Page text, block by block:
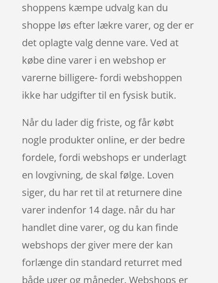
shoppens kæmpe udvalg kan du
shoppe løs efter lækre varer, og der er
det oplagte valg denne vare. Ved at
købe dine varer i en webshop er
varerne billigere- fordi webshoppen
ikke har udgifter til en fysisk butik.
Når du lader dig friste, og får købt
nogle produkter online, er der bedre
fordele, fordi webshops er underlagt
en lovgivning, de skal følge. Loven
siger, du har ret til at returnere dine
varer indenfor 14 dage. når du har
handlet dine varer, og du kan finde
webshops der giver mere der kan
forlænge din standard returret med
både uger og måneder. Webshops er